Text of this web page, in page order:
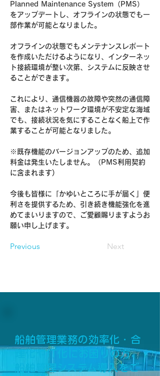
Planned Maintenance System（PMS）
をアップデートし、オフラインの状態でも一
部作業が可能となりました。
オフラインの状態でもメンテナンスレポート
を作成いただけるようになり、インターネッ
ト接続環境が整い次第、システムに反映させ
ることができます。
これにより、通信機器の故障や突然の通信障
害、またはネットワーク環境が不安定な海域
でも、接続状況を気にすることなく船上で作
業することが可能となりました。
※既存機能のバージョンアップのため、追加
料金は発生いたしません。（PMS利用契約
に含まれます)
今後も皆様に「かゆいところに手が届く」便
利さを提供するため、引き続き機能強化を進
めてまいりますので、ご愛顧賜りますようお
願い申し上げます。
Previous Next
船舶管理業務の効率化・合
理化やIT化にお困りの方、
船舶管理システム導入をご